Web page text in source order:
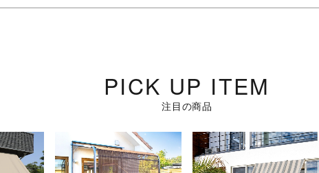
PICK UP ITEM
注目の商品